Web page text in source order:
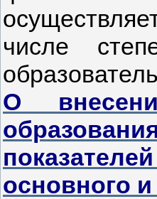
числе
О
основного